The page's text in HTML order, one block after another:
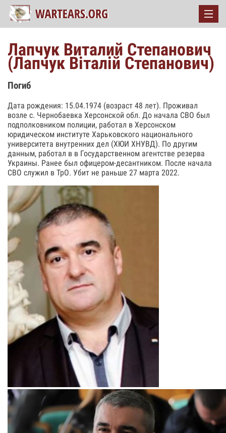
Лапчук Виталий Степанович
(Лапчук Віталій Степанович)
Погиб
Дата рождения: 15.04.1974 (возраст 48 лет). Проживал
возле с. Чернобаевка Херсонской обл. До начала СВО был
подполковником полиции, работал в Херсонском
юридическом институте Харьковского национального
университета внутренних дел (ХЮИ ХНУВД). По другим
данным, работал в в Государственном агентстве резерва
Украины. Ранее был офицером-десантником. После начала
СВО служил в ТрО. Убит не раньше 27 марта 2022.